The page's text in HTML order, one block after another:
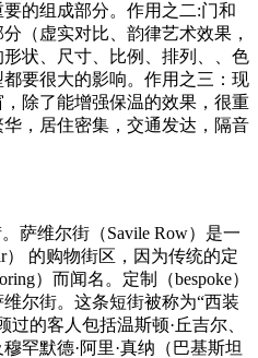
的组成部分。作用之二:门和
（虚实对比、韵律艺术效果，
状、尺寸、比例、排列、、色
要很大的影响。作用之三：现
除了能增强保温的效果，很重
，居住密集，交通发达，隔音
萨维尔街（Savile Row）是一
的购物街区，因为传统的定
）而闻名。定制（bespoke）
尔街。这条短街被称为“西装
的客人包括温斯顿·丘吉尔、
罕默德·阿里·真纳（巴基斯坦